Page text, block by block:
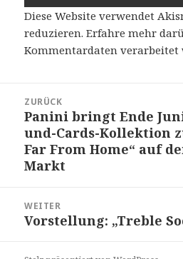
Diese Website verwendet
reduzieren.Erfahre mehr
Kommentardaten verarbeitet
ZURÜCK
Vorheriger
Beitrag:
Panini bringt Ende
und-Cards-Kollektion
Far From Home“ auf
Markt
WEITER
Nächster
Vorstellung: „Treble